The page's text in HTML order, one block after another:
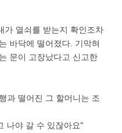
가 열쇠를 받는지 확인조차
바닥에 떨어졌다. 기막혀
문이 고장났다고 신고한
과 떨어진 그 할머니는 조
나야 갈 수 있잖아요"